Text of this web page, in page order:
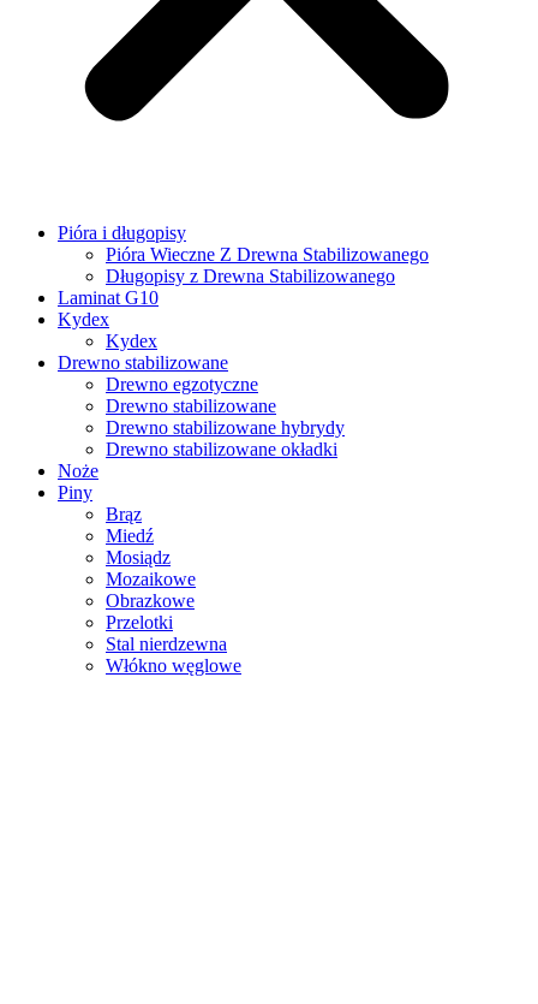
Pióra i długopisy
Pióra Wieczne Z Drewna Stabilizowanego
Długopisy z Drewna Stabilizowanego
Laminat G10
Kydex
Kydex
Drewno stabilizowane
Drewno egzotyczne
Drewno stabilizowane
Drewno stabilizowane hybrydy
Drewno stabilizowane okładki
Noże
Piny
Brąz
Miedź
Mosiądz
Mozaikowe
Obrazkowe
Przelotki
Stal nierdzewna
Włókno węglowe